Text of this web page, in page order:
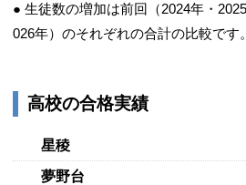
● 生徒数の増加は前回（2024年・
026年）のそれぞれの合計の比較です。
高校の合格実績
星稜
夢野台